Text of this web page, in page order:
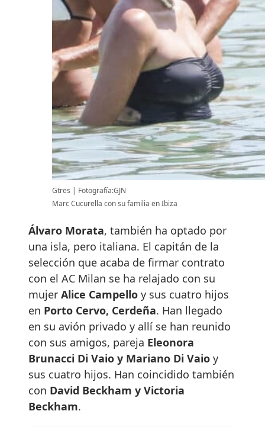
Gtres
Fotografía:GJN
Marc Cucurella con su familia en Ibiza
Álvaro Morata, también ha optado por
una isla, pero italiana. El capitán de la
selección que acaba de firmar contrato
con el AC Milan se ha relajado con su
mujer Alice Campello y sus cuatro hijos
en Porto Cervo, Cerdeña. Han llegado
en su avión privado y allí se han reunido
con sus amigos, pareja Eleonora
Brunacci Di Vaio y Mariano Di Vaio y
sus cuatro hijos. Han coincidido también
con David Beckham y Victoria
Beckham.